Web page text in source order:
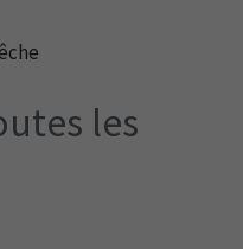
les